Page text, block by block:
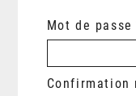
Mot de passe
Confirmation